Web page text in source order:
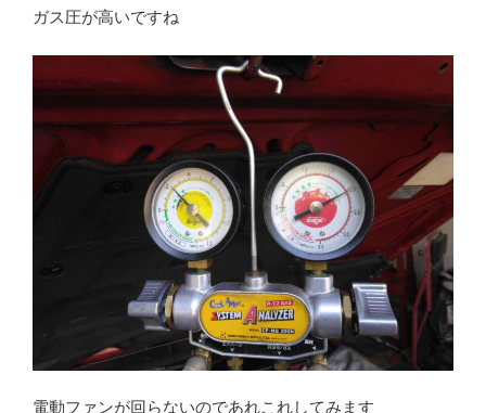
ガス圧が高いですね
電動ファンが回らないのであれこれしてみます